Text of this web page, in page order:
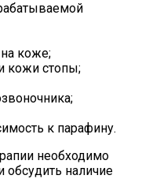
коже;
кожи стопы;
к парафину.
необходимо
обсудить наличие